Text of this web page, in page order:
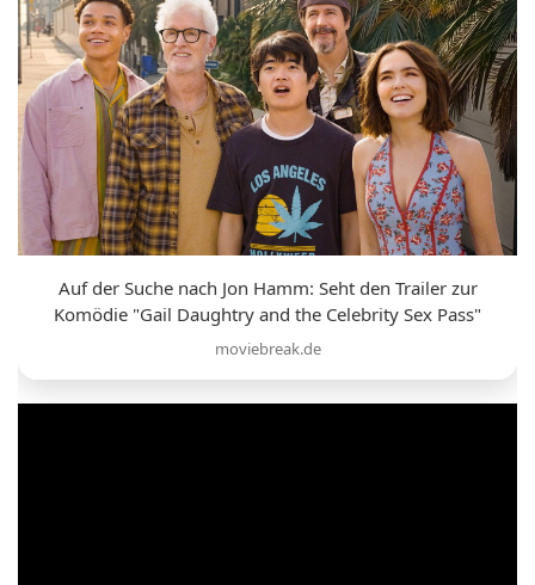
Auf der Suche nach Jon Hamm: Seht den Trailer zur
Komödie "Gail Daughtry and the Celebrity Sex Pass"
moviebreak.de